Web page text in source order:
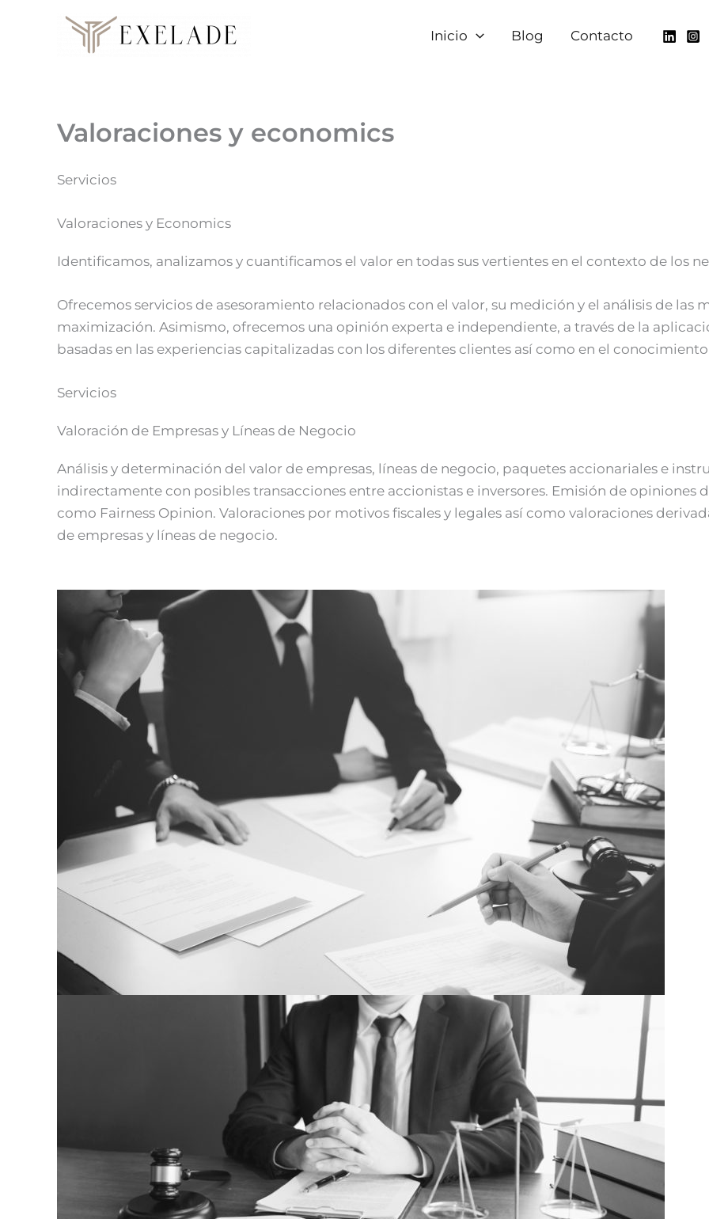
Inicio Blog Contacto
Valoraciones y economics
Servicios
Valoraciones y Economics
Identificamos, analizamos y cuantificamos el valor en todas sus vertientes en el contexto de los
Ofrecemos servicios de asesoramiento relacionados con el valor, su medición y el análisis de las
maximización. Asimismo, ofrecemos una opinión experta e independiente, a través de la
basadas en las experiencias capitalizadas con los diferentes clientes así como en el
Servicios
Valoración de Empresas y Líneas de Negocio
Análisis y determinación del valor de empresas, líneas de negocio, paquetes accionariales e
indirectamente con posibles transacciones entre accionistas e inversores. Emisión de opiniones
como Fairness Opinion. Valoraciones por motivos fiscales y legales así como valoraciones
de empresas y líneas de negocio.